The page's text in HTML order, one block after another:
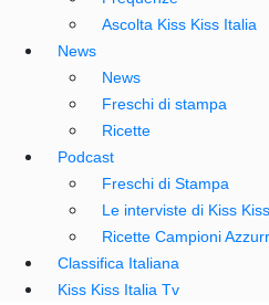
Ascolta Kiss Kiss Italia
News
News
Freschi di stampa
Ricette
Podcast
Freschi di Stampa
Le interviste di Kiss
Ricette Campioni
Classifica Italiana
Kiss Kiss Italia Tv